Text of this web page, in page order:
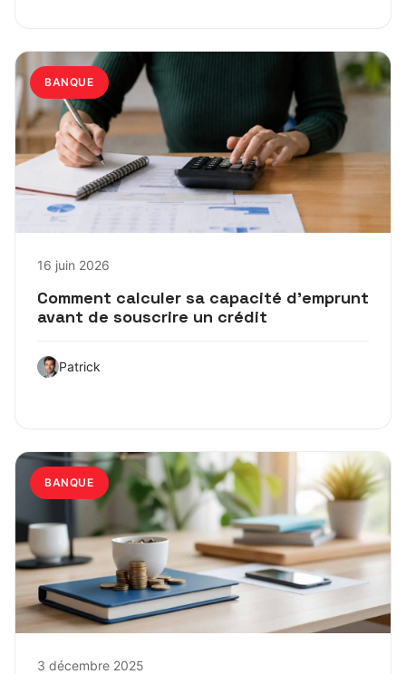
BANQUE
16 juin 2026
Comment calculer sa capacité d’emprunt
avant de souscrire un crédit
Patrick
BANQUE
3 décembre 2025